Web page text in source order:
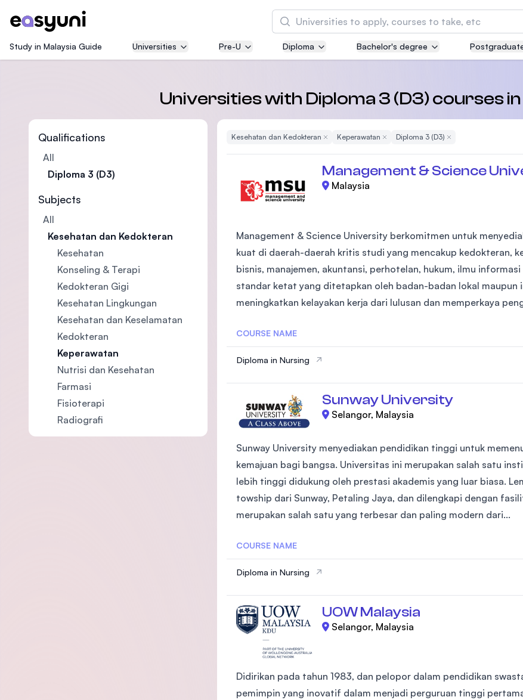
Cari
Asia Pacific University of Technology
Well-known for Computer Science, IT and
courses
International Medical University (IMU)
Malaysia's first and most established private
and healthcare university
the Massachusetts Institute of Technology
SEGi University Kota Damansara
Study in Malaysia Guide Universities Pre-U Diploma Bachelor's degree
Universities with Diploma 3 (D3) courses
Qualifications
All
Diploma 3 (D3)
Subjects
All
Kesehatan dan Kedokteran
Kesehatan
Konseling & Terapi
Kedokteran Gigi
Kesehatan Lingkungan
Kesehatan dan Keselamatan
Kedokteran
Keperawatan
Nutrisi dan Kesehatan
Farmasi
Fisioterapi
Radiografi
Kesehatan dan Kedokteran Remove Filter
Keperawatan Remove Filter
Diploma 3 (D3) Remove Filter
Management & Science
Malaysia
Management & Science University berkomitmen untuk
kuat di daerah-daerah kritis studi yang mencakup kedokteran,
bisnis, manajemen, akuntansi, perhotelan, hukum, ilmu
standar ketat yang ditetapkan oleh badan-badan lokal maupun
meningkatkan kelayakan kerja dari lulusan dan memperkaya
COURSE NAME
Diploma in Nursing
Sunway University
Selangor, Malaysia
Sunway University menyediakan pendidikan tinggi untuk
kemajuan bagi bangsa. Universitas ini merupakan salah satu
lebih tinggi didukung oleh prestasi akademis yang luar biasa.
towship dari Sunway, Petaling Jaya, dan dilengkapi dengan
merupakan salah satu yang terbesar dan paling modern dari...
COURSE NAME
Diploma in Nursing
UOW Malaysia
Selangor, Malaysia
Didirikan pada tahun 1983, dan pelopor dalam pendidikan
pemimpin yang inovatif dalam menjadi perguruan tinggi